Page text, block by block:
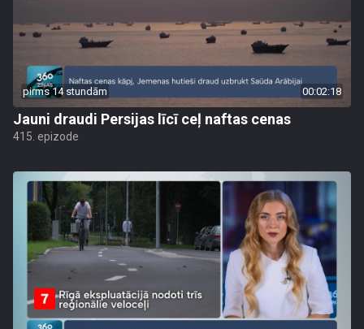
pirms 14 stundām 00:02:18
Jauni draudi Persijas līcī ceļ naftas cenas
415. epizode